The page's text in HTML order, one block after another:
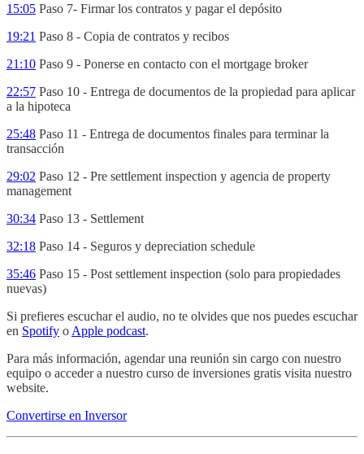
15:05 Paso 7- Firmar los contratos y pagar el depósito
19:21 Paso 8 - Copia de contratos y recibos
21:10 Paso 9 - Ponerse en contacto con el mortgage broker
22:57 Paso 10 - Entrega de documentos de la propiedad para aplicar
a la hipoteca
25:48 Paso 11 - Entrega de documentos finales para terminar la
transacción
29:02 Paso 12 - Pre settlement inspection y agencia de property
management
30:34 Paso 13 - Settlement
32:18 Paso 14 - Seguros y depreciation schedule
35:46 Paso 15 - Post settlement inspection (solo para propiedades
nuevas)
Si prefieres escuchar el audio, no te olvides que nos puedes escuchar
en Spotify o Apple podcast.
Para más información, agendar una reunión sin cargo con nuestro
equipo o acceder a nuestro curso de inversiones gratis visita nuestro
website.
Convertirse en Inversor